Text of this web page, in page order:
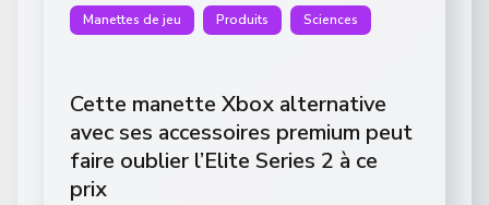
Manettes de jeu Produits Sciences
Cette manette Xbox alternative
avec ses accessoires premium peut
faire oublier l’Elite Series 2 à ce
prix